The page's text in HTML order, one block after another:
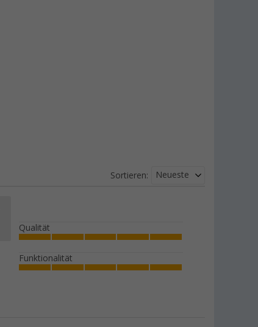
Sortieren: Neueste
Qualität
Funktionalität